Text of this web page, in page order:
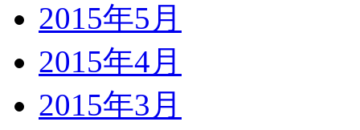
2015年5月
2015年4月
2015年3月